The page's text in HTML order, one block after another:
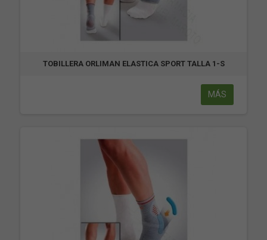
TOBILLERA ORLIMAN ELASTICA SPORT TALLA 1-S
MÁS